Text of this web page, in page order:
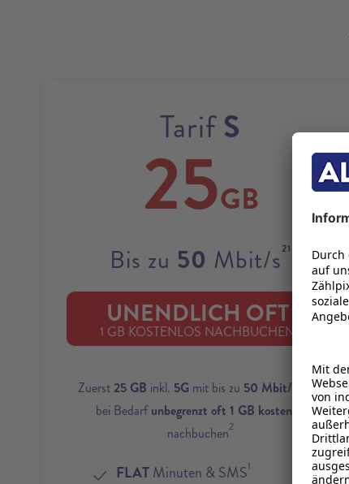
TarifS
25GB
Bis zu 50 Mbit/s21
UNENDLICH OFT
1 GB KOSTENLOS NACHBUCHEN
Zuerst25 GB inkl. 5G mit bis zu 50 Mbit/s
und
bei Bedarfunbegrenzt oft 1 GB kostenlos
nachbuchen2
FLATMinuten & SMS1